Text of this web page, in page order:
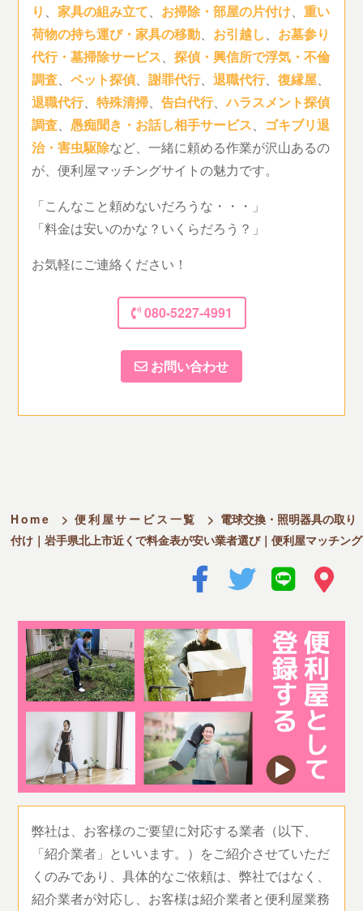
り 、家具の組み立て、 お掃除・部屋の片付け、重い
荷物の持ち運び・家具の移動、 お引越し、 お墓参り
代行・墓掃除サービス、探偵・興信所で浮気・不倫
調査、ペット探偵、謝罪代行、退職代行、復縁屋、
退職代行、特殊清掃、告白代行、ハラスメント探偵
調査、愚痴聞き・お話し相手サービス、 ゴキブリ退
治・害虫駆除など、一緒に頼める作業が沢山あるの
が、便利屋マッチングサイトの魅力です。
「こんなこと頼めないだろうな・・・」
「料金は安いのかな？いくらだろう？」
お気軽にご連絡ください！
080-5227-4991
お問い合わせ
Home > 便利屋サービス一覧 > 電球交換・照明器具の取り
付け｜岩手県北上市近くで料金表が安い業者選び｜便利屋マッチング
弊社は、お客様のご要望に対応する業者（以下、
「紹介業者」といいます。）をご紹介させていただ
くのみであり、具体的なご依頼は、弊社ではなく、
紹介業者が対応し、お客様は紹介業者と便利屋業務